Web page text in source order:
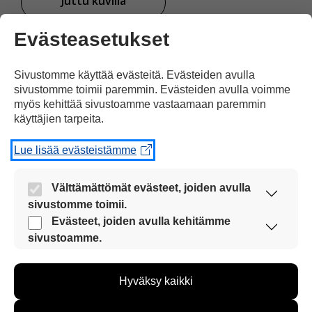
tuettuna
Kommentoi
Voit kirjoittaa mielipiteesi
uutisesta
kommenttilaatikkoon.
Sinun pitää kirjoittaa myös
Evästeasetukset
Sivustomme käyttää evästeitä. Evästeiden avulla
sivustomme toimii paremmin. Evästeiden avulla voimme
myös kehittää sivustoamme vastaamaan paremmin
käyttäjien tarpeita.
Lue lisää evästeistämme
Välttämättömät evästeet, joiden avulla
sivustomme toimii.
Nämä evästeet ovat aina käytössä, jotta
sivustoamme voi käyttää sujuvasti ja turvallisesti.
Evästeet, joiden avulla kehitämme
sivustoamme.
kehittää sivustoamme vastaamaan paremmin
Hyväksy kaikki